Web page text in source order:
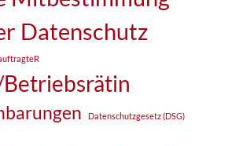
Datenschutz
Datenschutzgesetz (DSG)